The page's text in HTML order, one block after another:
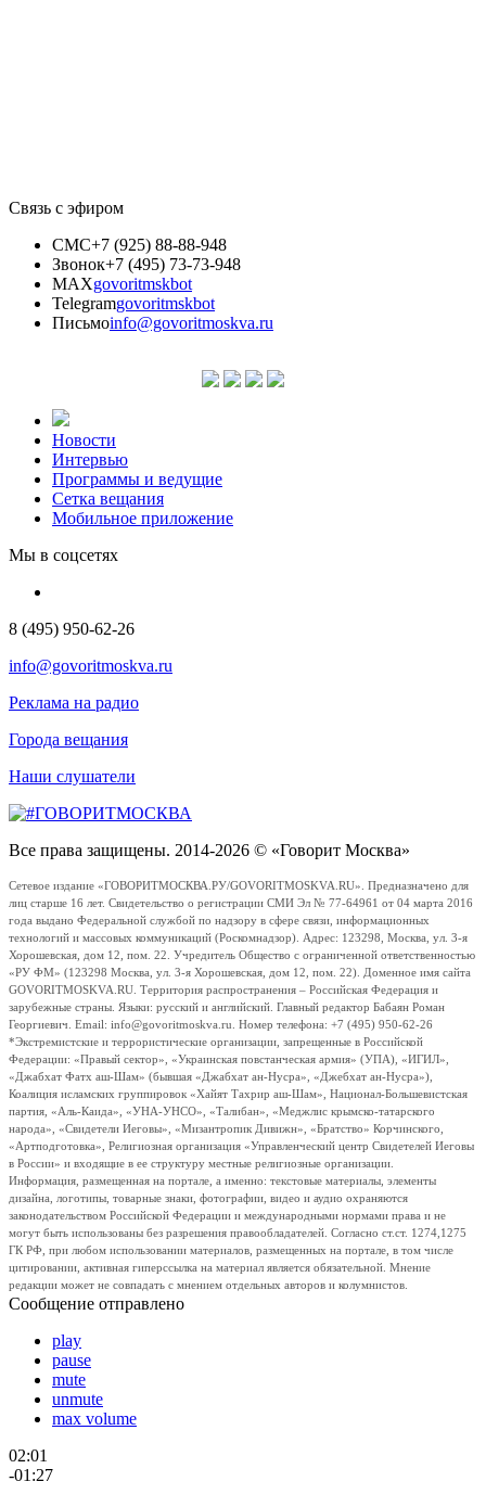
Связь с эфиром
СМС+7 (925) 88-88-948
Звонок+7 (495) 73-73-948
MAXgovoritmskbot
Telegramgovoritmskbot
Письмоinfo@govoritmoskva.ru
Новости
Интервью
Программы и ведущие
Сетка вещания
Мобильное приложение
Мы в соцсетях
8 (495) 950-62-26
info@govoritmoskva.ru
Реклама на радио
Города вещания
Наши слушатели
Все права защищены. 2014-2026 © «Говорит Москва»
Сетевое издание «ГОВОРИТМОСКВА.РУ/GOVORITMOSKVA.RU». Предназначено для
лиц старше 16 лет. Свидетельство о регистрации СМИ Эл № 77-64961 от 04 марта 2016
года выдано Федеральной службой по надзору в сфере связи, информационных
технологий и массовых коммуникаций (Роскомнадзор). Адрес: 123298, Москва, ул. 3-я
Хорошевская, дом 12, пом. 22. Учредитель Общество с ограниченной ответственностью
«РУ ФМ» (123298 Москва, ул. 3-я Хорошевская, дом 12, пом. 22). Доменное имя сайта
GOVORITMOSKVA.RU. Территория распространения – Российская Федерация и
зарубежные страны. Языки: русский и английский. Главный редактор Бабаян Роман
Георгиевич. Email: info@govoritmoskva.ru. Номер телефона: +7 (495) 950-62-26
*Экстремистские и террористические организации, запрещенные в Российской
Федерации: «Правый сектор», «Украинская повстанческая армия» (УПА), «ИГИЛ»,
«Джабхат Фатх аш-Шам» (бывшая «Джабхат ан-Нусра», «Джебхат ан-Нусра»),
Коалиция исламских группировок «Хайят Тахрир аш-Шам», Национал-Большевистская
партия, «Аль-Каида», «УНА-УНСО», «Талибан», «Меджлис крымско-татарского
народа», «Свидетели Иеговы», «Мизантропик Дивижн», «Братство» Корчинского,
«Артподготовка», Религиозная организация «Управленческий центр Свидетелей Иеговы
в России» и входящие в ее структуру местные религиозные организации.
Информация, размещенная на портале, а именно: текстовые материалы, элементы
дизайна, логотипы, товарные знаки, фотографии, видео и аудио охраняются
законодательством Российской Федерации и международными нормами права и не
могут быть использованы без разрешения правообладателей. Согласно ст.ст. 1274,1275
ГК РФ, при любом использовании материалов, размещенных на портале, в том числе
цитировании, активная гиперссылка на материал является обязательной. Мнение
редакции может не совпадать с мнением отдельных авторов и колумнистов.
Сообщение отправлено
play
pause
mute
unmute
max volume
02:01
-01:27